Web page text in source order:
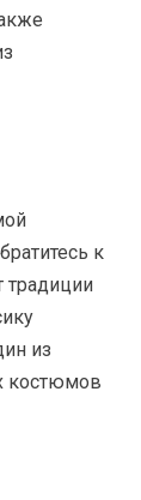
к
традиции
из
костюмов